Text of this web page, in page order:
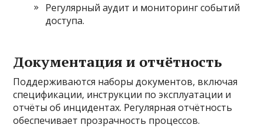
Регулярный аудит и мониторинг событий
доступа.
Документация и отчётность
Поддерживаются наборы документов, включая
спецификации, инструкции по эксплуатации и
отчёты об инцидентах. Регулярная отчётность
обеспечивает прозрачность процессов.